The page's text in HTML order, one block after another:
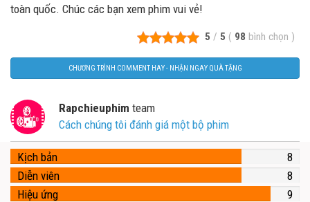
toàn quốc. Chúc các bạn xem phim vui vẻ!
5 / 5 ( 98 bình chọn )
CHƯƠNG TRÌNH COMMENT HAY - NHẬN NGAY QUÀ TẶNG
Rapchieuphim team
Cách chúng tôi đánh giá một bộ phim
Kịch bản
8
Diễn viên
8
Hiệu ứng
9